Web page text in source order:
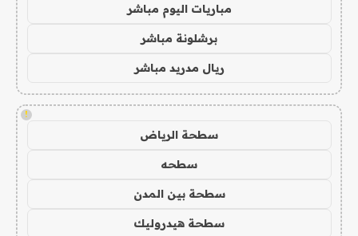
مباريات اليوم مباشر
برشلونة مباشر
ريال مدريد مباشر
!
سطحة الرياض
سطحه
سطحة بين المدن
سطحة هيدروليك